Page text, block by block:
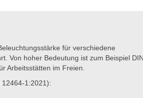
für verschiedene
Von hoher Bedeutung ist zum Beispiel
Arbeitsstätten im Freien.
12464-1:2021):